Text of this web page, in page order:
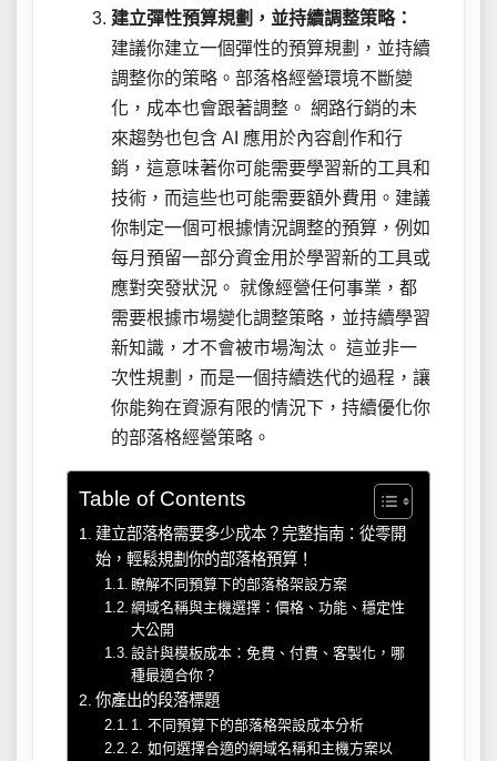
建立彈性預算規劃，並持續調整策略：
建議你建立一個彈性的預算規劃，並持續
調整你的策略。部落格經營環境不斷變
化，成本也會跟著調整。 網路行銷的未
來趨勢也包含 AI 應用於內容創作和行
銷，這意味著你可能需要學習新的工具和
技術，而這些也可能需要額外費用。建議
你制定一個可根據情況調整的預算，例如
每月預留一部分資金用於學習新的工具或
應對突發狀況。 就像經營任何事業，都
需要根據市場變化調整策略，並持續學習
新知識，才不會被市場淘汰。 這並非一
次性規劃，而是一個持續迭代的過程，讓
你能夠在資源有限的情況下，持續優化你
的部落格經營策略。
Table of Contents
建立部落格需要多少成本？完整指南：從零開
始，輕鬆規劃你的部落格預算！
瞭解不同預算下的部落格架設方案
網域名稱與主機選擇：價格、功能、穩定性
大公開
設計與模板成本：免費、付費、客製化，哪
種最適合你？
你產出的段落標題
1. 不同預算下的部落格架設成本分析
2. 如何選擇合適的網域名稱和主機方案以